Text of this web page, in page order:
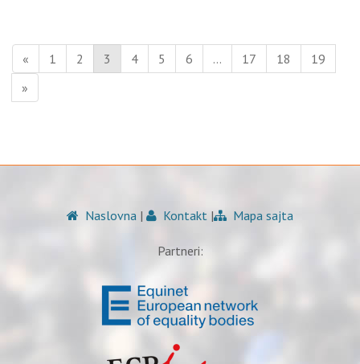
« 1 2 3 4 5 6 … 17 18
19
»
Naslovna | Kontakt | Mapa sajta
Partneri: